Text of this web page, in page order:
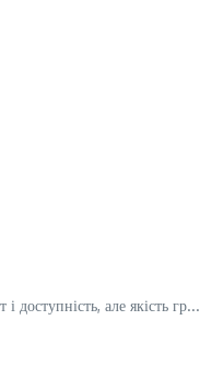
доступність, але якість гр...